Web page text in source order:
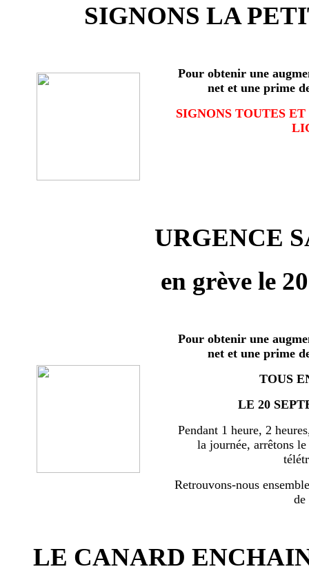
SIGNONS LA
Pour obtenir une
net et une prime
SIGNONS TOUTES
URGENCE
en grève le
Pour obtenir une
net et une prime
TOUS
LE 20
Pendant 1 heure, 2
la journée, arrêtons
Retrouvons-nous
de
LE CANARD